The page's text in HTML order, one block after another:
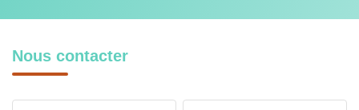
Nous contacter